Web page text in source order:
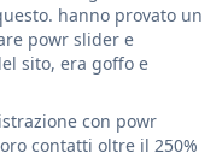
hanno provato un
powr slider e
sito, era goffo e
con powr
contatti oltre il 250%